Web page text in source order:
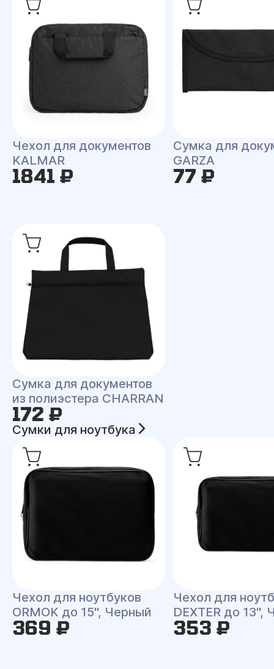
Чехол для документов
KALMAR
1841 ₽
Сумка для
GARZA
77 ₽
Сумка для документов
из полиэстера CHARRAN
172 ₽
Сумки для ноутбука
Чехол для ноутбуков
ORMOK до 15'', Черный
369 ₽
Чехол для
DEXTER до 13'',
353 ₽